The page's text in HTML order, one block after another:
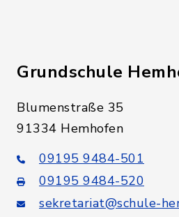
Grundschule
Blumenstraße 35
91334 Hemhofen
09195 9484-501
09195 9484-520
sekretariat@schule-